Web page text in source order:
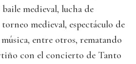
medieval, lucha de
medieval, espectáculo de
entre otros, rematando
con el concierto de Tanto